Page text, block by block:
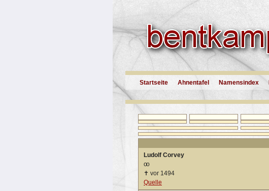
Startseite Ahnentafel Namensindex
Ludolf Corvey
oo
✝ vor 1494
Quelle